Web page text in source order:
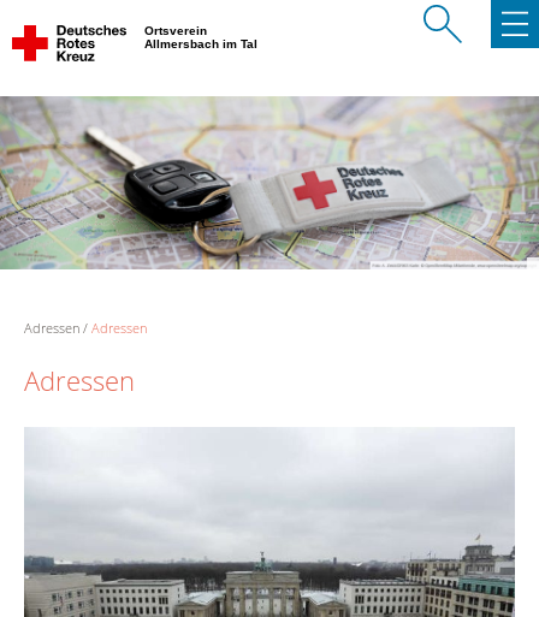
Ortsverein
Allmersbach im Tal
Adressen Adressen
Adressen